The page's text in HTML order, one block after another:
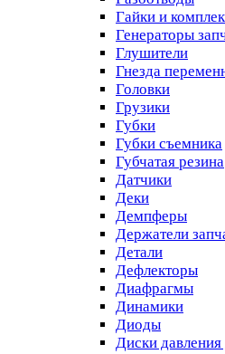
Гайки и
Генераторы
Глушители
Гнезда
Головки
Грузики
Губки
Губки съемника
Губчатая резина
Датчики
Деки
Демпферы
Держатели
Детали
Дефлекторы
Диафрагмы
Динамики
Диоды
Диски давления